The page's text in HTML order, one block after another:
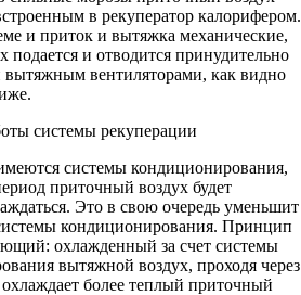
в рекуператор калорифером.
и приток и вытяжка механические,
подается и отводится принудительно
вентиляторами, как видно
системы рекуперации
системы кондиционирования,
приточный воздух будет
Это в свою очередь уменьшит
кондиционирования. Принцип
охлажденный за счет системы
вытяжной воздух, проходя через
охлаждает более теплый приточный